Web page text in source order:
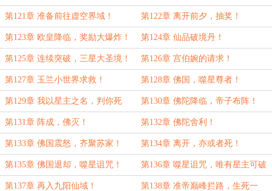
第121章 准备前往虚空界域！ 第122章 离开前夕，抽奖！
第123章 欧皇降临，奖励大爆炸！ 第124章 仙品破境丹！
第125章 连续突破，三星大圣境！ 第126章 宫伯婉的请求！
第127章 玉兰小世界求救！ 第128章 佛国，噬星尊者！
第129章 我以星主之名，判你死
罪！
第130章 佛陀降临，帝子布阵！
第131章 阵成，佛灭！ 第132章 佛陀舍利！
第133章 佛国震怒，齐聚苏家！ 第134章 离开，亦或者死！
第135章 佛国退却，噬星诅咒！ 第136章 噬星诅咒，唯有星主可破
除！
第137章 再入九阳仙域！ 第138章 准帝巅峰拦路，生死一